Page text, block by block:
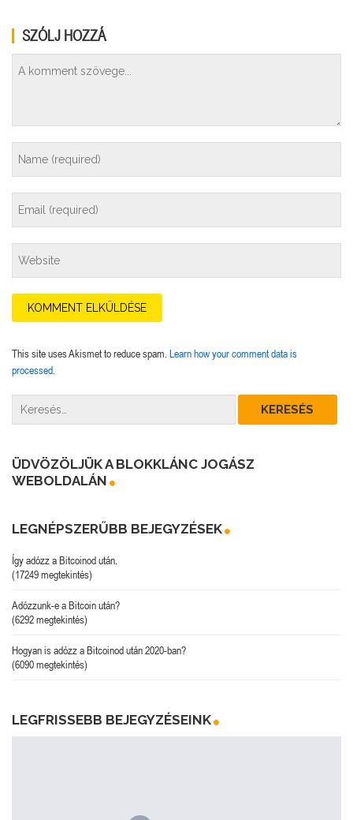
SZÓLJ HOZZÁ
This site uses Akismet to reduce spam. Learn how your comment data is
processed.
ÜDVÖZÖLJÜK A BLOKKLÁNC JOGÁSZ
WEBOLDALÁN
LEGNÉPSZERŰBB BEJEGYZÉSEK
Így adózz a Bitcoinod után.
(17249 megtekintés)
Adózzunk-e a Bitcoin után?
(6292 megtekintés)
Hogyan is adózz a Bitcoinod után 2020-ban?
(6090 megtekintés)
LEGFRISSEBB BEJEGYZÉSEINK